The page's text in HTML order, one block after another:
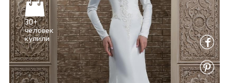
30+
человек